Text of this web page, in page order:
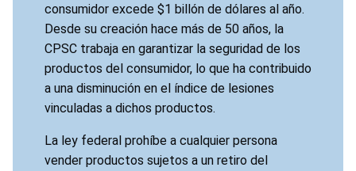
consumidor excede $1 billón de dólares al año.
Desde su creación hace más de 50 años, la
CPSC trabaja en garantizar la seguridad de los
productos del consumidor, lo que ha contribuido
a una disminución en el índice de lesiones
vinculadas a dichos productos.
La ley federal prohíbe a cualquier persona
vender productos sujetos a un retiro del